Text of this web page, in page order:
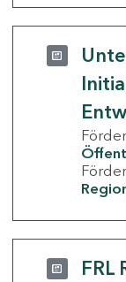
FRL